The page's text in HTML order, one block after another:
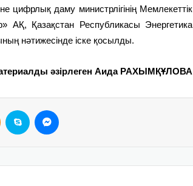
даму министрлігінің Мемлекеттік
АҚ, Қазақстан Республикасы Энергетика
нәтижесінде іске қосылды.
әзірлеген Аида РАХЫМҚҰЛОВА